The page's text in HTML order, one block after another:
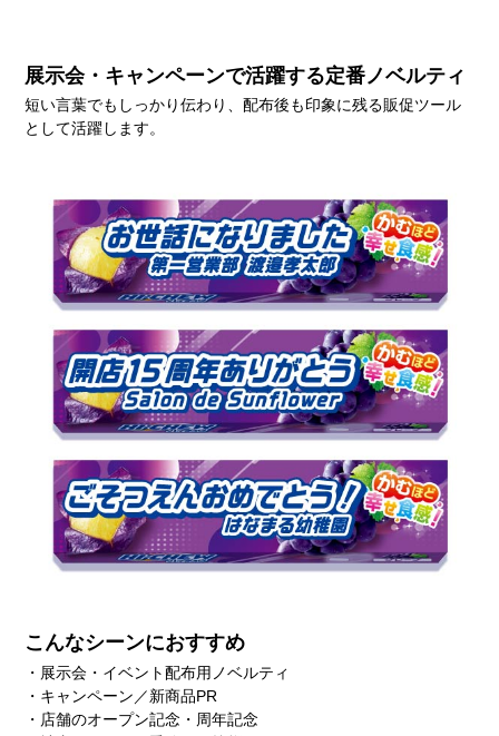
展示会・キャンペーンで活躍する定番ノベルティ
短い言葉でもしっかり伝わり、配布後も印象に残る販促ツール
として活躍します。
こんなシーンにおすすめ
・展示会・イベント配布用ノベルティ
・キャンペーン／新商品PR
・店舗のオープン記念・周年記念